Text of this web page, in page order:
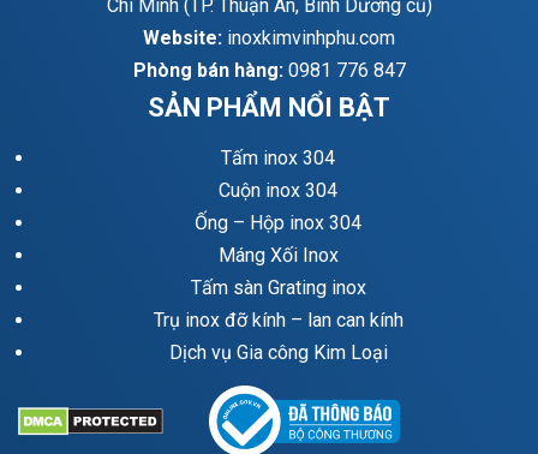
Chí Minh (TP. Thuận An, Bình Dương cũ)
Website: inoxkimvinhphu.com
Phòng bán hàng: 0981 776 847
SẢN PHẨM NỔI BẬT
Tấm inox 304
Cuộn inox 304
Ống – Hộp inox 304
Máng Xối Inox
Tấm sàn Grating inox
Trụ inox đỡ kính – lan can kính
Dịch vụ Gia công Kim Loại